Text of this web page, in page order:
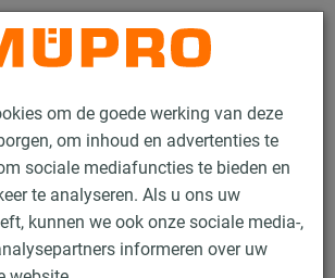
om de goede werking van deze
om inhoud en advertenties te
sociale mediafuncties te bieden en
te analyseren. Als u ons uw
kunnen we ook onze sociale media-,
informeren over uw
Contact
Ventilatiebevestiging
luchtkanaalbevestiging
Montagehoeken 90°